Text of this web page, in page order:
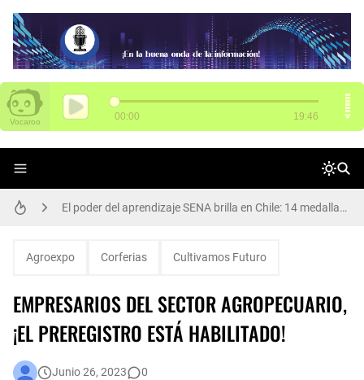
El poder del aprendizaje SENA brilla en Chile: 14 medallas en WorldSkills Américas
Agroexpo Corferias Cultivamos Futuro
EMPRESARIOS DEL SECTOR AGROPECUARIO,
¡EL PREREGISTRO ESTÁ HABILITADO!
Junio 26, 2023 0